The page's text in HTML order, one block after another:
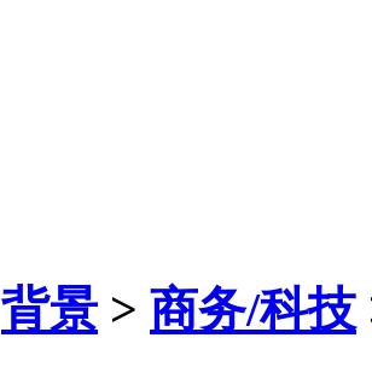
背景 > 商务/科技